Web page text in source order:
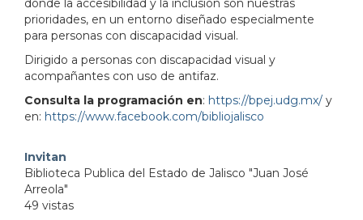
prioridades, en un entorno diseñado especialmente
para personas con discapacidad visual.
Dirigido a personas con discapacidad visual y
acompañantes con uso de antifaz.
Consulta la programación en: https://bpej.udg.mx/ y
en: https://www.facebook.com/bibliojalisco
Invitan
Biblioteca Publica del Estado de Jalisco "Juan José
Arreola"
49 vistas